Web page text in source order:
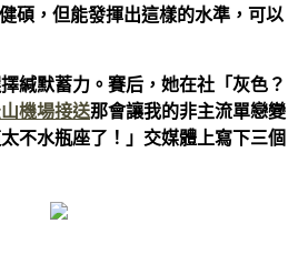
碩，但能發揮出這樣的水準，可以
緘默蓄力。賽后，她在社「灰色？
機場接送那會讓我的非主流單戀變
不水瓶座了！」交媒體上寫下三個